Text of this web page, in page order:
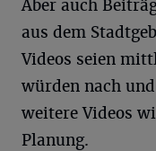
Aber auch
aus dem
Videos seien
würden nach
weitere Videos
Planung.